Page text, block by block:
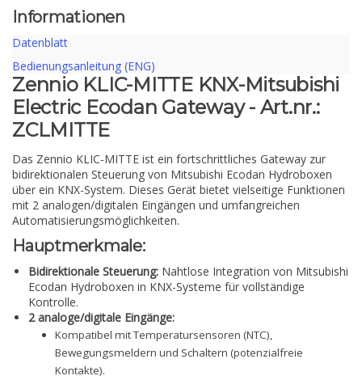
Informationen
Datenblatt
Bedienungsanleitung (ENG)
Zennio KLIC-MITTE KNX-Mitsubishi
Electric Ecodan Gateway - Art.nr.:
ZCLMITTE
Das Zennio KLIC-MITTE ist ein fortschrittliches Gateway zur
bidirektionalen Steuerung von Mitsubishi Ecodan Hydroboxen
über ein KNX-System. Dieses Gerät bietet vielseitige Funktionen
mit 2 analogen/digitalen Eingängen und umfangreichen
Automatisierungsmöglichkeiten.
Hauptmerkmale:
Bidirektionale Steuerung: Nahtlose Integration von Mitsubishi
Ecodan Hydroboxen in KNX-Systeme für vollständige
Kontrolle.
2 analoge/digitale Eingänge:
Kompatibel mit Temperatursensoren (NTC),
Bewegungsmeldern und Schaltern (potenzialfreie
Kontakte).